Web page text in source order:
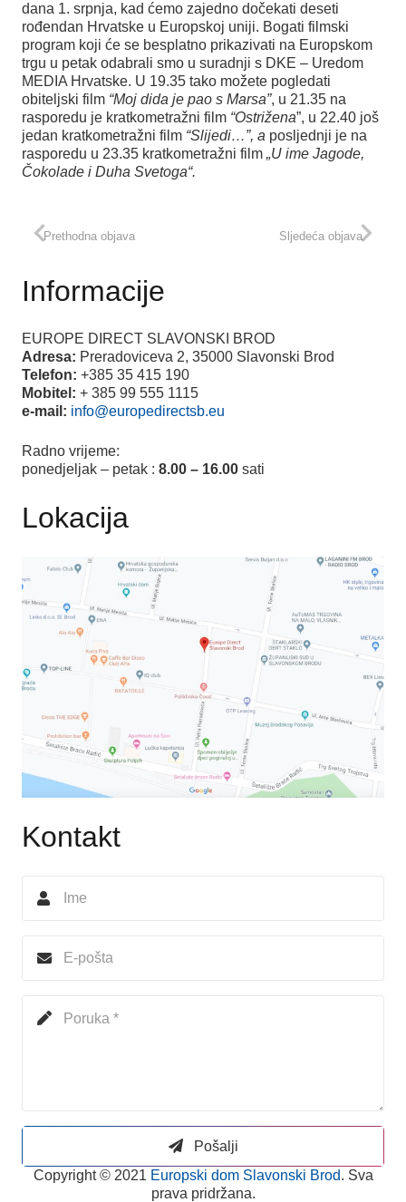
dana 1. srpnja, kad ćemo zajedno dočekati deseti
rođendan Hrvatske u Europskoj uniji. Bogati filmski
program koji će se besplatno prikazivati na Europskom
trgu u petak odabrali smo u suradnji s DKE – Uredom
MEDIA Hrvatske. U 19.35 tako možete pogledati
obiteljski film “Moj dida je pao s Marsa”, u 21.35 na
rasporedu je kratkometražni film “Ostrižena”, u 22.40 još
jedan kratkometražni film “Slijedi…”, a posljednji je na
rasporedu u 23.35 kratkometražni film „U ime Jagode,
Čokolade i Duha Svetoga“.
Prethodna objava Sljedeća objava
Informacije
EUROPE DIRECT SLAVONSKI BROD
Adresa: Preradoviceva 2, 35000 Slavonski Brod
Telefon: +385 35 415 190
Mobitel: + 385 99 555 1115
e-mail: info@europedirectsb.eu
Radno vrijeme:
ponedjeljak – petak : 8.00 – 16.00 sati
Lokacija
Kontakt
Pošalji
Copyright © 2021 Europski dom Slavonski Brod. Sva
prava pridržana.